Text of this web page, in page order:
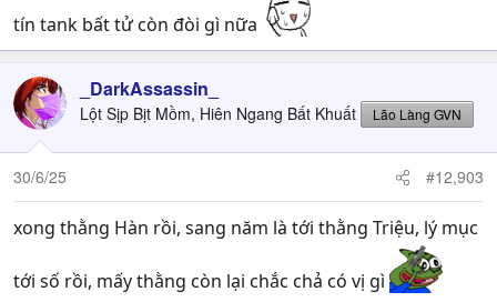
tín tank bất tử còn đòi gì nữa
_DarkAssassin_
Lột Sịp Bịt Mồm, Hiên Ngang Bất Khuất Lão Làng GVN
30/6/25 #12,903
xong thằng Hàn rồi, sang năm là tới thằng Triệu, lý mục
tới số rồi, mấy thằng còn lại chắc chả có vị gì